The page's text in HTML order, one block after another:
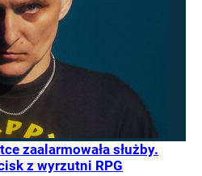
zaalarmowała służby.
z wyrzutni RPG